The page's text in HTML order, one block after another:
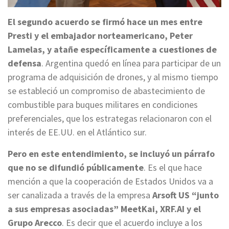
El segundo acuerdo se firmó hace un mes entre
Presti y el embajador norteamericano, Peter
Lamelas, y atañe específicamente a cuestiones de
defensa. Argentina quedó en línea para participar de un
programa de adquisición de drones, y al mismo tiempo
se estableció un compromiso de abastecimiento de
combustible para buques militares en condiciones
preferenciales, que los estrategas relacionaron con el
interés de EE.UU. en el Atlántico sur.
Pero en este entendimiento, se incluyó un párrafo
que no se difundió públicamente. Es el que hace
mención a que la cooperación de Estados Unidos va a
ser canalizada a través de la empresa Arsoft US “junto
a sus empresas asociadas” MeetKai, XRF.AI y el
Grupo Arecco. Es decir que el acuerdo incluye a los